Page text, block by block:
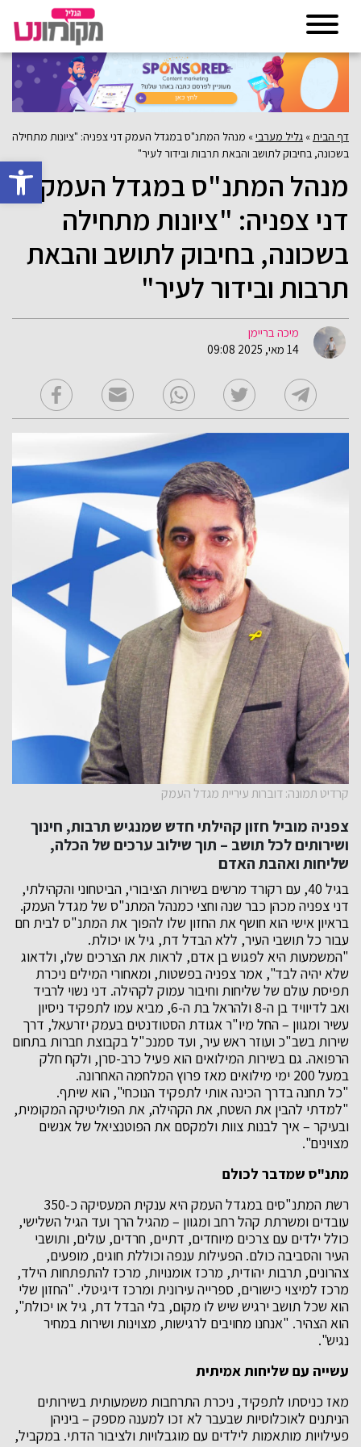
פתח
דף הבית » גליל מערבי» מנהל המתנ"ס במגדל העמק דני צפניה: "ציונות מתחילה
בשכונה, בחיבוק לתושב והבאת תרבות ובידור לעיר"
מנהל המתנ"ס במגדל העמק
דני צפניה: "ציונות מתחילה
בשכונה, בחיבוק לתושב והבאת
תרבות ובידור לעיר"
מיכה בריימן
14 מאי, 2025 09:08
קרדיט תמונה: דוברות עיריית מגדל העמק
צפניה מוביל חזון קהילתי חדש שמנגיש תרבות, חינוך
ושירותים לכל תושב – תוך שילוב ערכים של הכלה,
שליחות ואהבת האדם
בגיל 40, עם רקורד מרשים בשירות הציבורי, הביטחוני והקהילתי,
דני צפניה מכהן כבר שנה וחצי כמנהל המתנ"ס של מגדל העמק.
בראיון אישי הוא חושף את החזון שלו להפוך את המתנ"ס לבית חם
עבור כל תושבי העיר, ללא הבדל דת, גיל או יכולת.
"המשמעות היא לפגוש בן אדם, לראות את הצרכים שלו, ולדאוג
שלא יהיה לבד", אמר צפניה בפשטות, ומאחורי המילים ניכרת
תפיסת עולם של שליחות וחיבור עמוק לקהילה. דני נשוי לרביד
ואב לדיוויד בן ה-8 ולהראל בת ה-6, מביא עמו לתפקיד ניסיון
עשיר ומגוון – החל מיו"ר אגודת הסטודנטים בעמק יזרעאל, דרך
שירות בשב"כ ועוזר ראש עיר, ועד סמנכ"ל בקבוצת חברות בתחום
הרפואה. גם בשירות המילואים הוא פעיל כרב-סרן, ולקח חלק
במעל 200 ימי מילואים מאז פרוץ המלחמה האחרונה.
"כל תחנה בדרך הכינה אותי לתפקיד הנוכחי", הוא שיתף.
"למדתי להבין את השטח, את הקהילה, את הפוליטיקה המקומית,
ובעיקר – איך לבנות צוות ולמקסם את הפוטנציאל של אנשים
מצוינים".
מתנ"ס שמדבר לכולם
רשת המתנ"סים במגדל העמק היא ענקית המעסיקה כ-350
עובדים ומשרתת קהל רחב ומגוון – מהגיל הרך ועד הגיל השלישי,
כולל ילדים עם צרכים מיוחדים, דתיים, חרדים, עולים, ותושבי
העיר והסביבה כולם. הפעילות ענפה וכוללת חוגים, מופעים,
צהרונים, תרבות יהודית, מרכז אומנויות, מרכז להתפתחות הילד,
מרכז למיצוי כישורים, ספרייה עירונית ומרכז דיגיטלי. "החזון שלי
הוא שכל תושב ירגיש שיש לו מקום, בלי הבדל דת, גיל או יכולת",
הוא הצהיר. "אנחנו מחויבים לרגישות, מצוינות ושירות במחיר
נגיש".
עשייה עם שליחות אמיתית
מאז כניסתו לתפקיד, ניכרת התרחבות משמעותית בשירותים
הניתנים לאוכלוסיות שבעבר לא זכו למענה מספק – ביניהן
פעילויות מותאמות לילדים עם מוגבלויות ולציבור הדתי. במקביל,